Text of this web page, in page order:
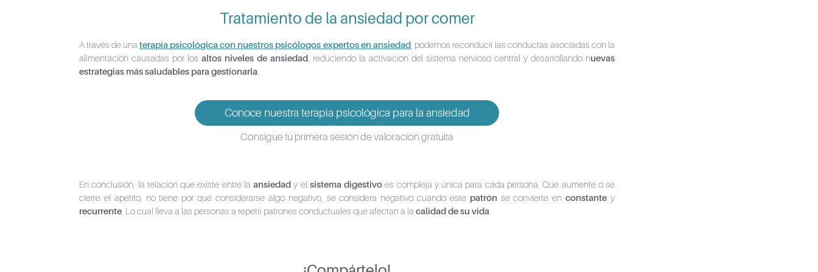
Tratamiento de la ansiedad por comer
A través de unaterapia psicológica con nuestros psicólogos expertos en ansiedad, podemos reconducir las conductas asociadas con la
alimentación causadas por los altos niveles de ansiedad, reduciendo la activación del sistema nervioso central y desarrollando nuevas
estrategias más saludables para gestionarla.
Conoce nuestra terapia psicológica para la ansiedad
Consigue tu primera sesión de valoración gratuita
En conclusión, la relación que existe entre laansiedad y el sistema digestivo es compleja y única para cada persona. Que aumente o se
cierre el apetito, no tiene por qué considerarse algo negativo, se considera negativo cuando este patrón se convierte enconstante y
recurrente. Lo cual lleva a las personas a repetir patrones conductuales que afectan a la calidad de su vida.